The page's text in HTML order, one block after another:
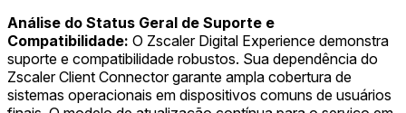
Análise do Status Geral de Suporte e
Compatibilidade: O Zscaler Digital Experience demonstra
suporte e compatibilidade robustos. Sua dependência do
Zscaler Client Connector garante ampla cobertura de
sistemas operacionais em dispositivos comuns de usuários